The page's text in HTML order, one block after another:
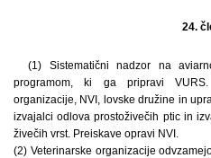
24.
(1) Sistematični nadzor na
programom, ki ga pripravi VURS.
organizacije, NVI, lovske družine in
izvajalci odlova prostoživečih ptic in
živečih vrst. Preiskave opravi NVI.
(2) Veterinarske organizacije